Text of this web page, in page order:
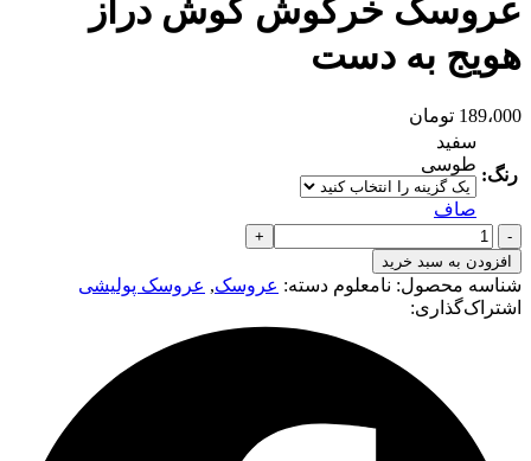
عروسک خرگوش گوش دراز
هویج به دست
189،000 تومان
رنگ:
سفید
طوسی
صاف
عروسک
خرگوش
گوش
دراز
هویج
افزودن به سبد خرید
شناسه محصول: نامعلوم دسته: عروسک, عروسک پولیشی
اشتراک‌گذاری: